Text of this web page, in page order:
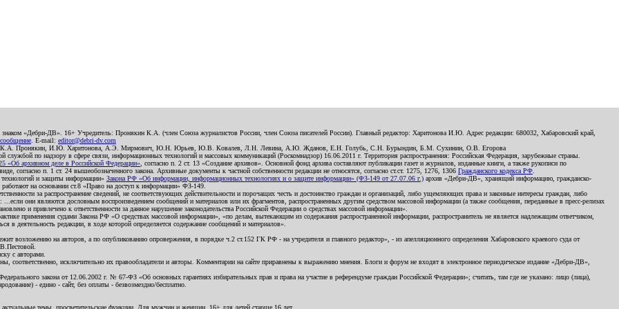
знаком «Дебри-ДВ». 16+ Учредитель: Пронякин К.А. (член Союза журналистов России, член Союза писателей России). Главный редактор: Харитонова И.Ю. Адрес редакции: 680032, Хабаровский край,
. E-mail: editor@debri-dv.com
К.А. Пронякин, И.Ю. Харитонова, А.Э. Мирмович, Ю.Н. Юрьев, Ю.В. Ковалев, Л.Н. Левина, А.Ю. Жданов, Е.Н. Голубь, С.Н. Бурындин, Б.М. Сухинин, О.В. Егорова
службой по надзору в сфере связи, информационных технологий и массовых коммуникаций (Роскомнадзор) 16.06.2011 г. Территория распространения: Российская Федерация, зарубежные страны.
«Об архивном деле в Российской Федерации» , согласно п. 2 ст. 13 «Создание архивов». Основной фонд архива составляют публикации газет и журналов, изданные книги, а также рукописи по
согласно п. 1 ст. 24 вышеобозначенного закона. Архивные документы к частной собственности редакции не относятся, согласно ст.ст. 1275, 1276, 1306 Гражданского кодекса РФ
и защиты информации» Закона РФ «Об информации, информационных технологиях и о защите информации» (ФЗ-149 от 27.07.06 г.) архив «Дебри-ДВ», хранящий информацию, гражданско-
на основании ст.8 «Право на доступ к информации» ФЗ-149.
за распространение сведений, не соответствующих действительности и порочащих честь и достоинство граждан и организаций, либо ущемляющих права и законные интересы граждан, либо
они являются дословным воспроизведением сообщений и материалов или их фрагментов, распространенных другим средством массовой информации (а также сообщения, переданные в пресс-релизах
и привлечено к ответственности за данное нарушение законодательства Российской Федерации о средствах массовой информации».
применения судами Закона РФ «О средствах массовой информации», «по делам, вытекающим из содержания распространенной информации, распространитель не является надлежащим ответчиком,
деятельность редакции, в ходе которой определяется содержание сообщений и материалов».
возложению на авторов, а по опубликованию опровержения, в порядке ч.2 ст.152 ГК РФ - на учредителя и главного редактор», - из апелляционного определения Хабаровского краевого суда от
с авторами.
соответственно, исключительно их правообладатели и авторы. Комментарии на сайте приравнены к выражению мнения. Блоги и форум не входят в электронное периодическое издание «Дебри-ДВ»,
закона от 12.06.2002 г. № 67-ФЗ «Об основных гарантиях избирательных прав и права на участие в референдуме граждан Российской Федерации»; считать, там где не указано: лицо (лица),
- едино - сайт, без оплаты - безвозмездно/бесплатно.
темы, просветительские функции. Для мужчин и женщин. 16+ для детей старше 16 лет.